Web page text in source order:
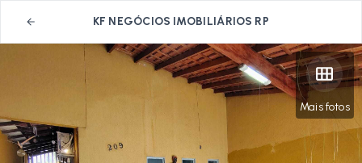
KF NEGÓCIOS IMOBILIÁRIOS RP
Mais fotos